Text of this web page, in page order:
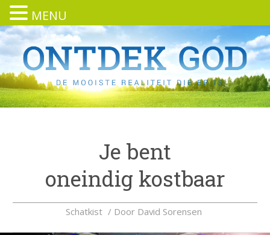
Je bent
oneindig kostbaar
Schatkist / Door David Sorensen
MENU